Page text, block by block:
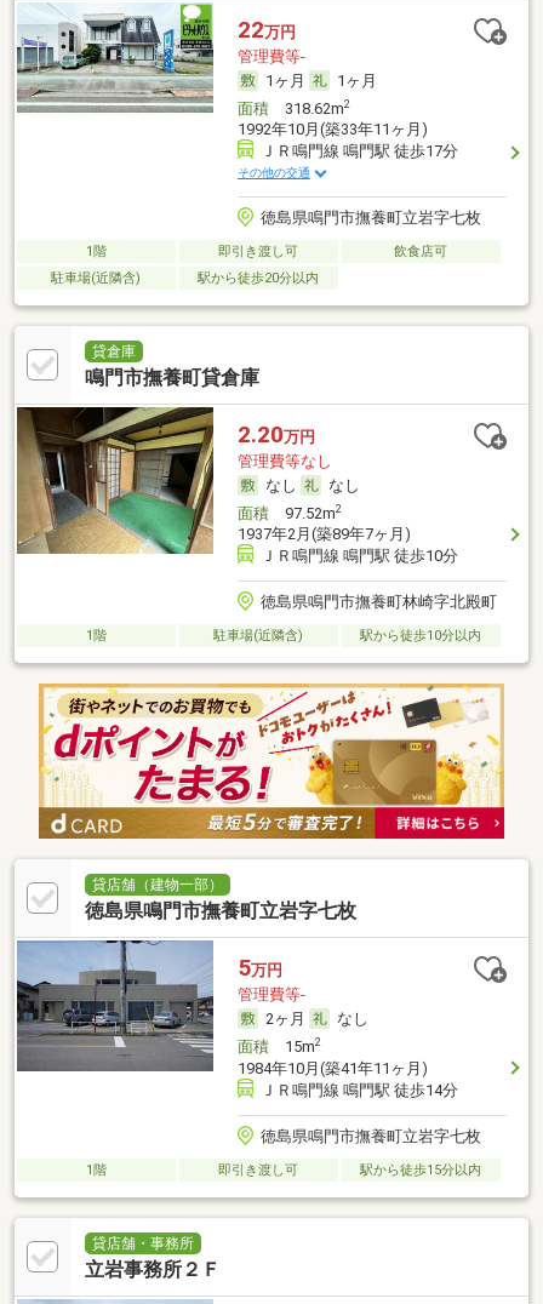
22万円
管理費等-
1ヶ月
1ヶ月
面積318.62m2
1992年10月(築33年11ヶ月)
ＪＲ鳴門線 鳴門駅 徒歩17分
その他の交通
徳島県鳴門市撫養町立岩字七枚
1階 即引き渡し可
飲食店可
駐車場(近隣含)
駅から徒歩20分以内
貸倉庫
鳴門市撫養町貸倉庫
2.20万円
管理費等なし
なし
なし
面積97.52m2
1937年2月(築89年7ヶ月)
ＪＲ鳴門線 鳴門駅 徒歩10分
徳島県鳴門市撫養町林崎字北殿町
1階 駐車場(近隣含) 駅から徒歩10分以内
貸店舗（建物一部）
徳島県鳴門市撫養町立岩字七枚
5万円
管理費等-
2ヶ月
なし
面積15m2
1984年10月(築41年11ヶ月)
ＪＲ鳴門線 鳴門駅 徒歩14分
徳島県鳴門市撫養町立岩字七枚
1階 即引き渡し可 駅から徒歩15分以内
貸店舗・事務所
立岩事務所２Ｆ